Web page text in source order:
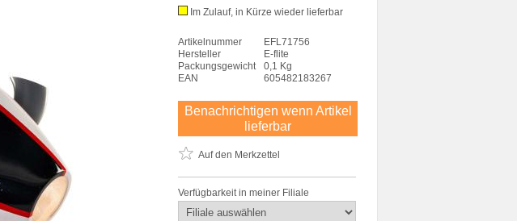
Im Zulauf, in Kürze wieder lieferbar
Artikelnummer
EFL71756
Hersteller
E-flite
Packungsgewicht
0,1 Kg
EAN
605482183267
Benachrichtigen wenn Artikel
lieferbar
Auf den Merkzettel
Verfügbarkeit in meiner Filiale